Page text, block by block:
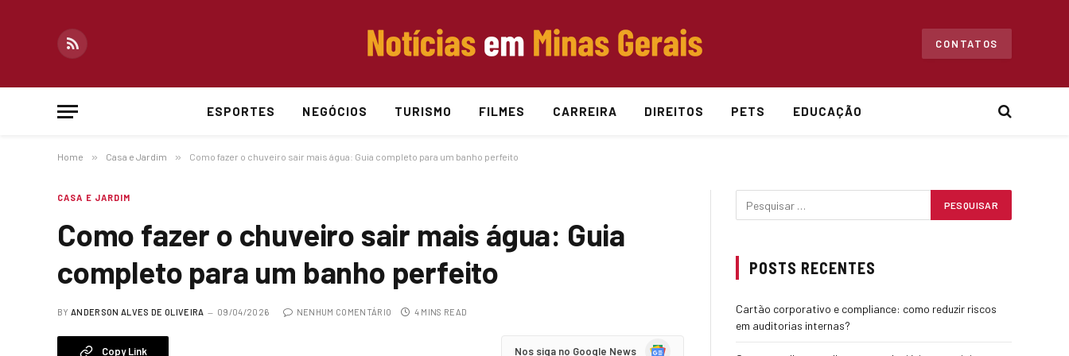
RSS
CONTATOS
ESPORTES NEGÓCIOS TURISMO FILMES CARREIRA DIREITOS PETS EDUCAÇÃO
Home » Casa e Jardim » Como fazer o chuveiro sair mais água: Guia completo para um banho perfeito
CASA E JARDIM
Como fazer o chuveiro sair mais água: Guia
completo para um banho perfeito
BY ANDERSON ALVES DE OLIVEIRA 09/04/2026 NENHUM COMENTÁRIO 4 MINS READ
Copy Link Nos siga no Google News Google
POSTS RECENTES
Cartão corporativo e compliance: como reduzir riscos
em auditorias internas?